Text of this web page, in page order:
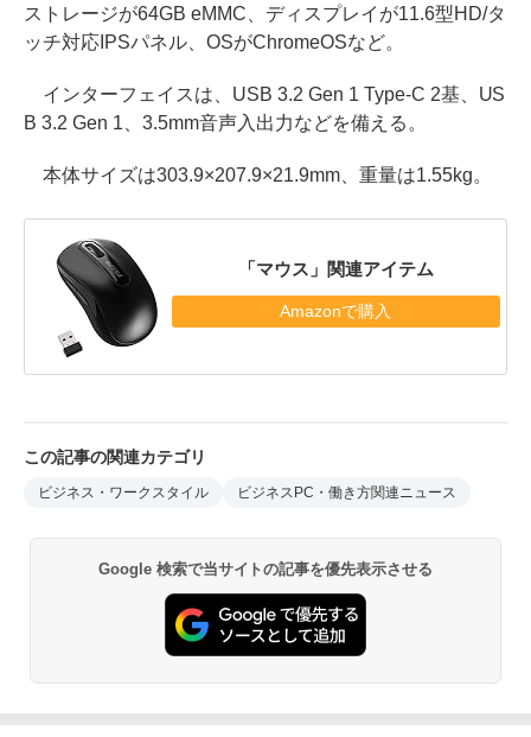
ストレージが64GB eMMC、ディスプレイが11.6型HD/タ
ッチ対応IPSパネル、OSがChromeOSなど。
インターフェイスは、USB 3.2 Gen 1 Type-C 2基、US
B 3.2 Gen 1、3.5mm音声入出力などを備える。
本体サイズは303.9×207.9×21.9mm、重量は1.55kg。
「マウス」関連アイテム
Amazonで購入
この記事の関連カテゴリ
ビジネス・ワークスタイル ビジネスPC・働き方関連ニュース
Google 検索で当サイトの記事を優先表示させる